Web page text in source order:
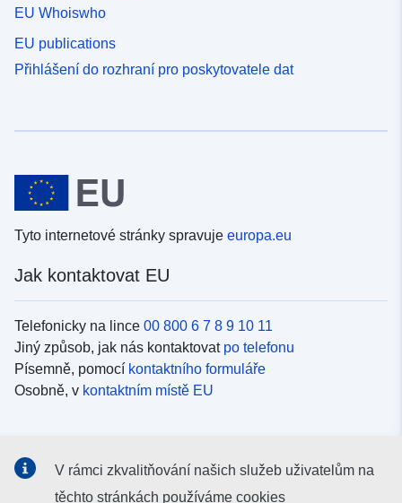
EU Whoiswho
EU publications
Přihlášení do rozhraní pro poskytovatele dat
Tyto internetové stránky spravuje europa.eu
Jak kontaktovat EU
Telefonicky na lince 00 800 6 7 8 9 10 11
Jiný způsob, jak nás kontaktovat po telefonu
Písemně, pomocí kontaktního formuláře
Osobně, v kontaktním místě EU
Vyhledávání informačních kanálů EU vsociálních médiích
V rámci zkvalitňování našich služeb uživatelům na
těchto stránkách používáme cookies